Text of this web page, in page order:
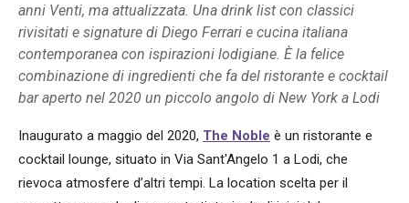
anni Venti, ma attualizzata. Una drink list con classici
rivisitati e signature di Diego Ferrari e cucina italiana
contemporanea con ispirazioni lodigiane. È la felice
combinazione di ingredienti che fa del ristorante e cocktail
bar aperto nel 2020 un piccolo angolo di New York a Lodi
Inaugurato a maggio del 2020, The Noble è un ristorante e
cocktail lounge, situato in Via Sant'Angelo 1 a Lodi, che
rievoca atmosfere d’altri tempi. La location scelta per il